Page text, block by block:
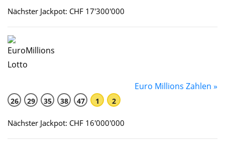
Nächster Jackpot: CHF 17'300'000
Euro Millions Zahlen »
26 29 35 38 47 1 2
Nächster Jackpot: CHF 16'000'000